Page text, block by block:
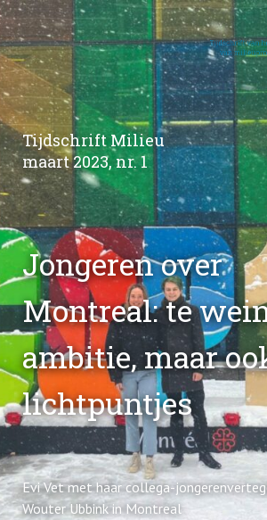
Tijdschrift Milieu
maart 2023, nr. 1
Jongeren over
Montreal: te
ambitie, maar
lichtpuntjes
Evi Vet met haar collega-
Wouter Ubbink in Montreal